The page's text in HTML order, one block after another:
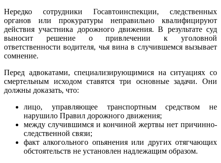
Нередко сотрудники Госавтоинспекции, следственных
органов или прокуратуры неправильно квалифицируют
действия участника дорожного движения. В результате суд
выносит решение о привлечении к уголовной
ответственности водителя, чья вина в случившемся вызывает
сомнение.
Перед адвокатами, специализирующимися на ситуациях со
смертельным исходом ставятся три основные задачи. Они
должны доказать, что:
лицо, управляющее транспортным средством не
нарушило Правил дорожного движения;
между случившимся и кончиной жертвы нет причинно-
следственной связи;
факт алкогольного опьянения или других отягчающих
обстоятельств не установлен надлежащим образом.